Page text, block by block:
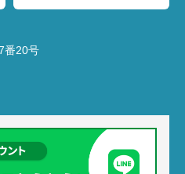
番20号